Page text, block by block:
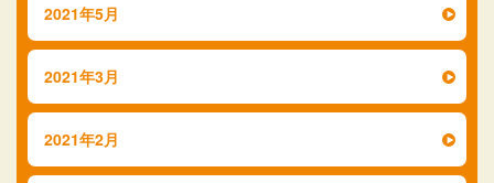
2021年5月
2021年3月
2021年2月